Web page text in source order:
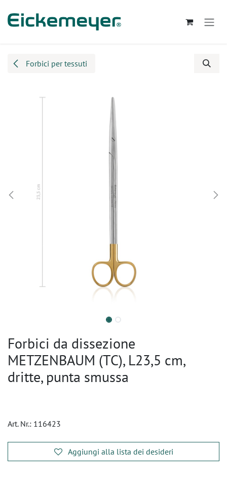
Forbici per tessuti
Forbici da dissezione
METZENBAUM (TC), L23,5 cm,
dritte, punta smussa
Art. Nr.: 116423
Aggiungi alla lista dei desideri